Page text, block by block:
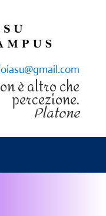
è altro che
percezione.
Platone